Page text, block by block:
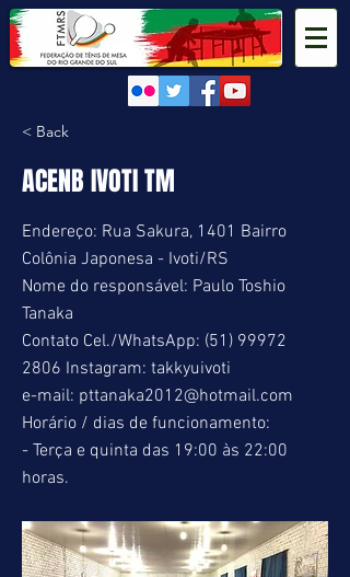
< Back
ACENB IVOTI TM
Endereço: Rua Sakura, 1401 Bairro
Colônia Japonesa - Ivoti/RS
Nome do responsável: Paulo Toshio
Tanaka
Contato Cel./WhatsApp: (51) 99972
2806 Instagram: takkyuivoti
e-mail: pttanaka2012@hotmail.com
Horário / dias de funcionamento:
- Terça e quinta das 19:00 às 22:00
horas.